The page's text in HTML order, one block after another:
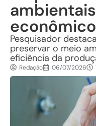
Pesquisador
preservar o meio
eficiência da
Redação 06/07/2026